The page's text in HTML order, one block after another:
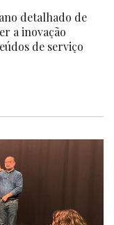
detalhado de
a inovação
de serviço